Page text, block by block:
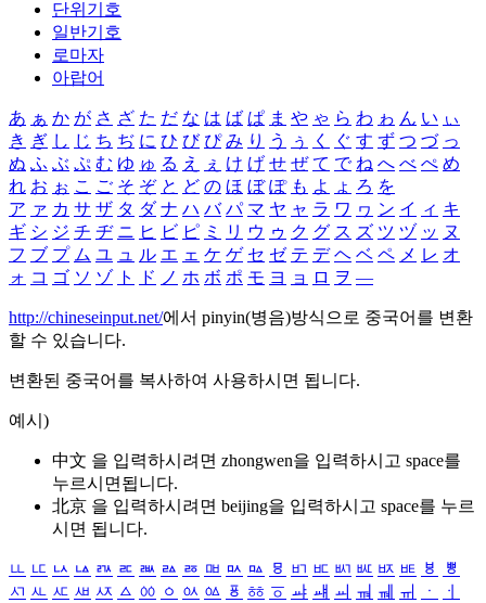
단위기호
일반기호
로마자
아랍어
あ ぁ か が さ ざ た だ な は ば ぱ ま や ゃ ら わ ゎ ん い ぃ
き ぎ し じ ち ぢ に ひ び ぴ み り う ぅ く ぐ す ず つ づ っ
ぬ ふ ぶ ぷ む ゆ ゅ る え ぇ け げ せ ぜ て で ね へ べ ぺ め
れ お ぉ こ ご そ ぞ と ど の ほ ぼ ぽ も よ ょ ろ を
ア ァ カ サ ザ タ ダ ナ ハ バ パ マ ヤ ャ ラ ワ ヮ ン イ ィ キ
ギ シ ジ チ ヂ ニ ヒ ビ ピ ミ リ ウ ゥ ク グ ス ズ ツ ヅ ッ ヌ
フ ブ プ ム ユ ュ ル エ ェ ケ ゲ セ ゼ テ デ ヘ ベ ペ メ レ オ
ォ コ ゴ ソ ゾ ト ド ノ ホ ボ ポ モ ヨ ョ ロ ヲ ―
http://chineseinput.net/에서 pinyin(병음)방식으로 중국어를 변환
할 수 있습니다.
변환된 중국어를 복사하여 사용하시면 됩니다.
예시)
中文 을 입력하시려면 zhongwen을 입력하시고 space를
누르시면됩니다.
北京 을 입력하시려면 beijing을 입력하시고 space를 누르
시면 됩니다.
ㅥ ㅦ ㅧ ㅨ ㅩ ㅪ ㅫ ㅬ ㅭ ㅮ ㅯ ㅰ ㅱ ㅲ ㅳ ㅴ ㅵ ㅶ ㅷ ㅸ
ㅹ
ㅺ ㅻ ㅼ ㅽ ㅾ ㅿ ㆀ ㆁ ㆂ ㆃ ㆄ ㆅ ㆆ ㆇ ㆈ ㆉ ㆊ ㆋ ㆌ ㆍ
ㆎ